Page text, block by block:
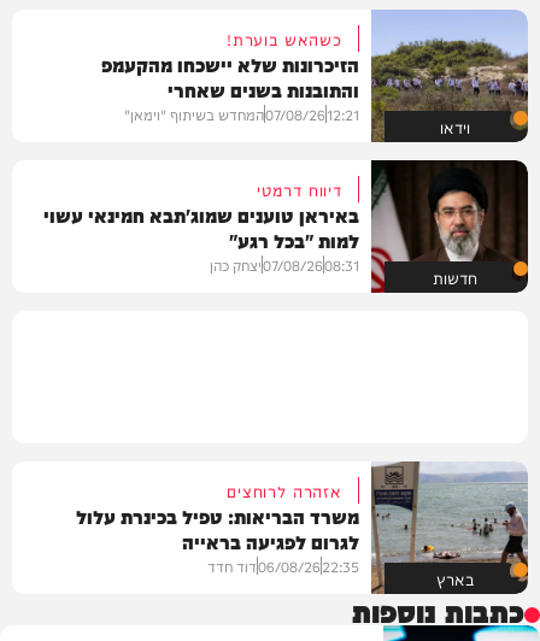
וידאו
כשהאש בוערת!
הזיכרונות שלא יישכחו מהקעמפ
והתובנות בשנים שאחרי
12:21
07/08/26המחדש בשיתוף "וימאן"
חדשות
דיווח דרמטי
באיראן טוענים שמוג'תבא חמינאי עשוי
למות "בכל רגע"
08:31
07/08/26יצחק כהן
בארץ
אזהרה לרוחצים
משרד הבריאות: טפיל בכינרת עלול
לגרום לפגיעה בראייה
22:35
06/08/26דוד חדד
כתבות נוספות